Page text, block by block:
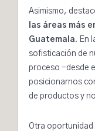
Asimismo,
las áreas más
Guatemala. En
sofisticación de
proceso -desde
posicionarnos
de productos y
Otra